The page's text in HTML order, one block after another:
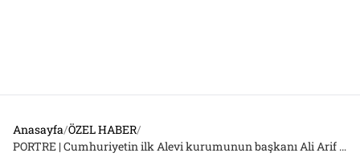
Anasayfa/ÖZEL HABER/
PORTRE | Cumhuriyetin ilk Alevi kurumunun başkanı Ali Arif Özzeybek: 20 yılda beş siyasi partide yöneticilik yapan “dişçi”